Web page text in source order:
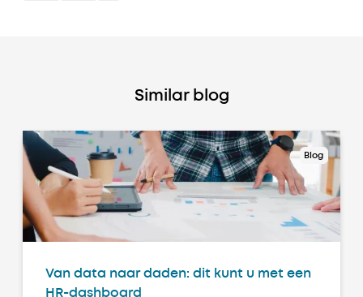
Similar blog
Blog
Van data naar daden: dit kunt u met een
HR-dashboard